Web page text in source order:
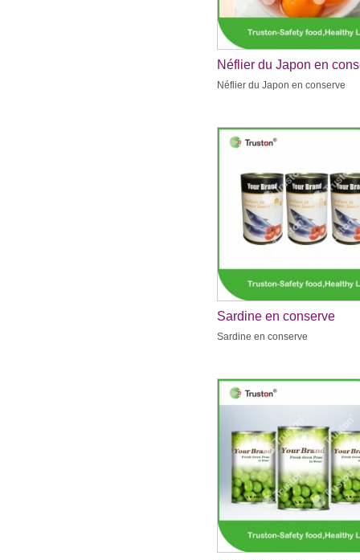
Néflier du Japon en
Néflier du Japon en conserve
Sardine en conserve
Sardine en conserve